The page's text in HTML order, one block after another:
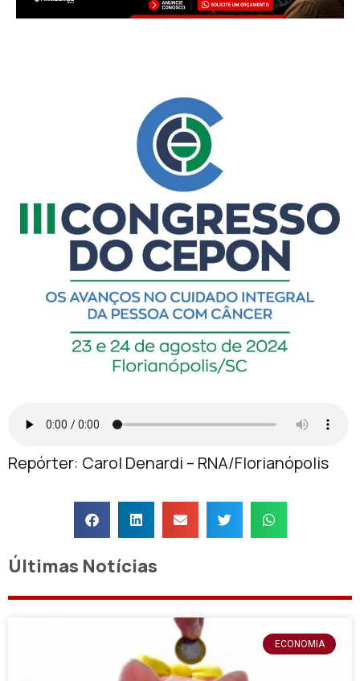
Repórter: Carol Denardi – RNA/Florianópolis
Últimas Notícias
ECONOMIA